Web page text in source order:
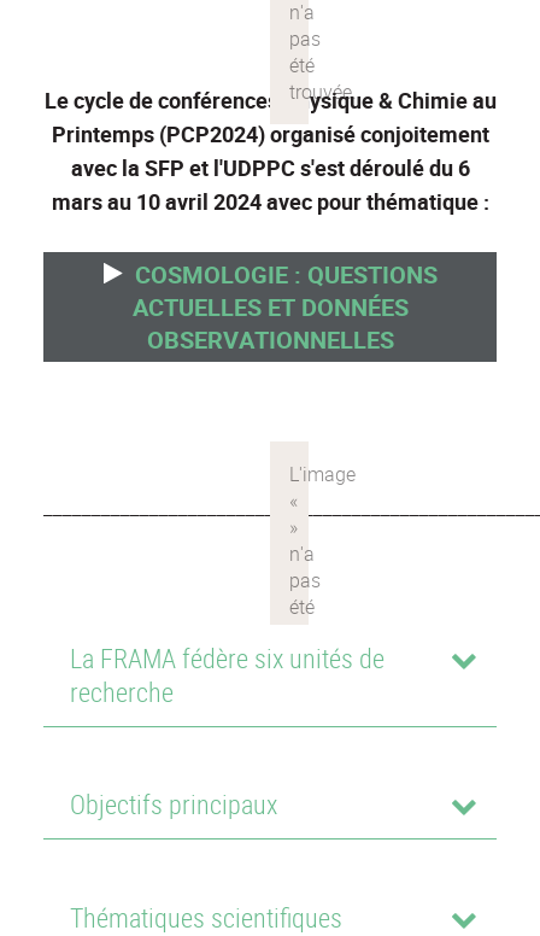
Le cycle de conférences Physique & Chimie au
Printemps (PCP2024) organisé conjoitement
avec la SFP et l'UDPPC s'est déroulé du 6
mars au 10 avril 2024 avec pour thématique :
COSMOLOGIE : QUESTIONS
ACTUELLES ET DONNÉES
OBSERVATIONNELLES
La FRAMA fédère six unités de
recherche
Objectifs principaux
Thématiques scientifiques